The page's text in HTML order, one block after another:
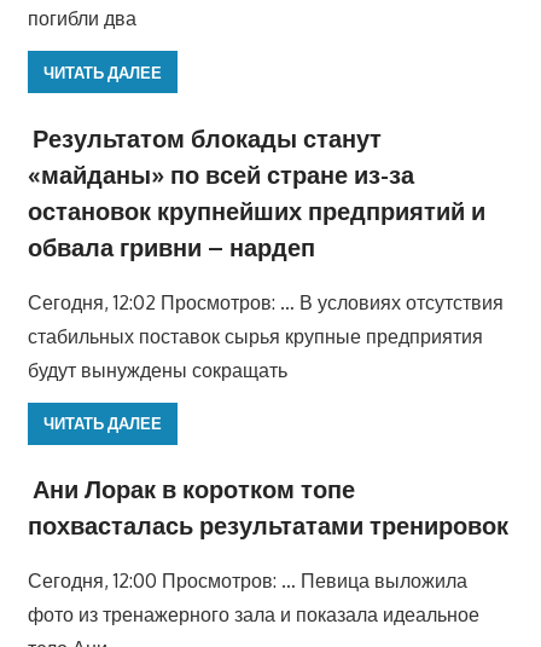
погибли два
ЧИТАТЬ ДАЛЕЕ
Результатом блокады станут
«майданы» по всей стране из-за
остановок крупнейших предприятий и
обвала гривни – нардеп
Сегодня, 12:02 Просмотров: … В условиях отсутствия
стабильных поставок сырья крупные предприятия
будут вынуждены сокращать
ЧИТАТЬ ДАЛЕЕ
Ани Лорак в коротком топе
похвасталась результатами тренировок
Сегодня, 12:00 Просмотров: … Певица выложила
фото из тренажерного зала и показала идеальное